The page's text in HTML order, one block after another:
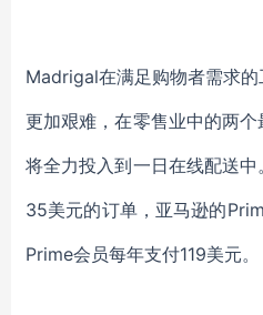
Madrigal在满足购物者需求
更加艰难，在零售业中的两
将全力投入到一日在线配送
35美元的订单，亚马逊的
Prime会员每年支付119美元。